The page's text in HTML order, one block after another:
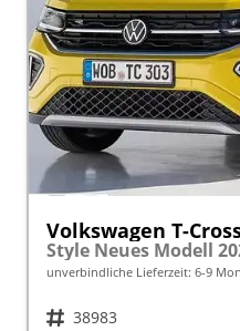
Volkswagen T-
unverbindliche Lieferzeit: 6-9
Fahrzeugnr. 38983